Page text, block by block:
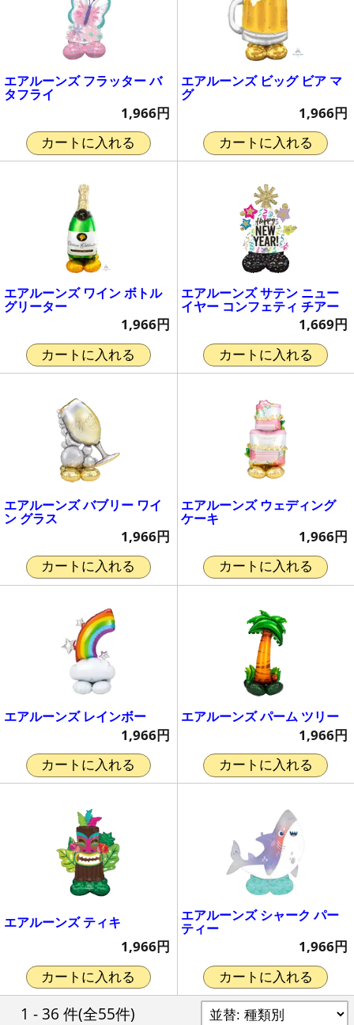
エアルーンズ フラッター バ
タフライ
1,966円
カートに入れる
エアルーンズ ビッグ ビア マ
グ
1,966円
カートに入れる
エアルーンズ ワイン ボトル
グリーター
1,966円
カートに入れる
エアルーンズ サテン ニュー
イヤー コンフェティ チアー
1,669円
カートに入れる
エアルーンズ バブリー ワイ
ン グラス
1,966円
カートに入れる
エアルーンズ ウェディング
ケーキ
1,966円
カートに入れる
エアルーンズ レインボー
1,966円
カートに入れる
エアルーンズ パーム ツリー
1,966円
カートに入れる
エアルーンズ ティキ
1,966円
カートに入れる
エアルーンズ シャーク パー
ティー
1,966円
カートに入れる
1 - 36 件(全55件)